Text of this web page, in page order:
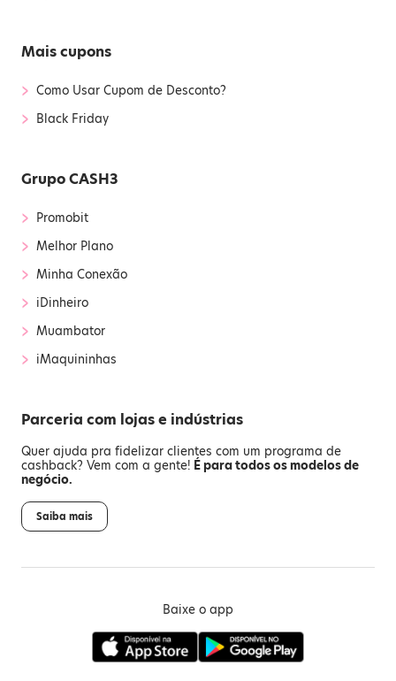
Mais cupons
› Como Usar Cupom de Desconto?
› Black Friday
Grupo CASH3
› Promobit
› Melhor Plano
› Minha Conexão
› iDinheiro
› Muambator
› iMaquininhas
Parceria com lojas e indústrias
Quer ajuda pra fidelizar clientes com um programa de
cashback? Vem com a gente! É para todos os modelos de
negócio.
Saiba mais
Baixe o app